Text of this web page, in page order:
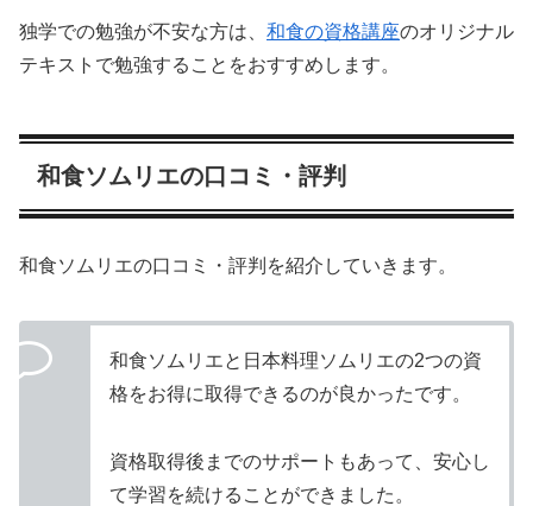
独学での勉強が不安な方は、 和食の資格講座のオリジナル
テキストで勉強することをおすすめします。
和食ソムリエの口コミ・評判
和食ソムリエの口コミ・評判を紹介していきます。
和食ソムリエと日本料理ソムリエの2つの資
格をお得に取得できるのが良かったです。
資格取得後までのサポートもあって、安心し
て学習を続けることができました。